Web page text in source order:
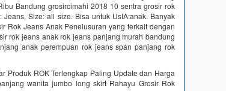
Bandung grosircimahi 2018 10 sentra grosir rok
Size: all size. Bisa untuk UsIA:anak. Banyak
Rok Jeans Anak Penelusuran yang terkait dengan
rok jeans anak rok jeans panjang murah bandung
anak perempuan rok jeans span panjang rok
Produk ROK Terlengkap Paling Update dan Harga
wanita jumbo long skirt Rahayu Grosir Rok